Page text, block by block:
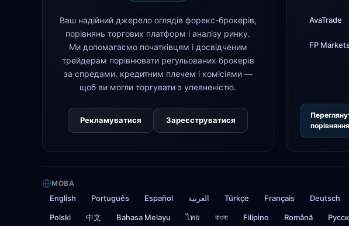
Ваш надійний джерело оглядів форекс-брокерів,
порівнянь торгових платформ і аналізу ринку.
Ми допомагаємо початківцям і досвідченим
трейдерам порівнювати регульованих брокерів
за спредами, кредитним плечем і комісіями —
щоб ви могли торгувати з упевненістю.
Рекламуватися Зареєструватися
AvaTrade
FP
порівняння
МОВА
English Português Español العربية Türkçe Français Deutsch
Polski 中文 Bahasa Melayu ไทย বাংলা Filipino Română